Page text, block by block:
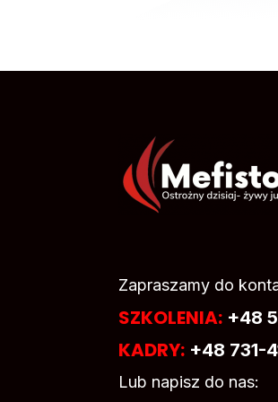
Zapraszamy do
SZKOLENIA: +48
KADRY: +48 731-
Lub napisz do nas: